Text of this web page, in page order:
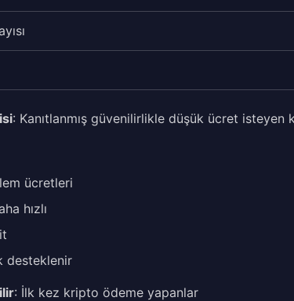
: Kanıtlanmış güvenilirlikle düşük ücret isteyen
ücretleri
hızlı
desteklenir
: İlk kez kripto ödeme yapanlar